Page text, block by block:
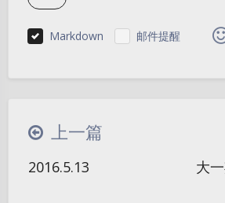
Markdown 邮件提醒
|´・ω・)ノ ヾ(≧∇≦*)ゝ
∠( ᐛ 」∠)＿
୧(๑•̀⌄•́๑)૭
(ノ
上一篇
2016.5.13
大